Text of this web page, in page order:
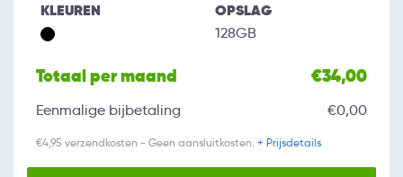
KLEUREN OPSLAG
128GB
Totaal per maand €34,00
Eenmalige bijbetaling €0,00
€4,95 verzendkosten - Geen aansluitkosten. + Prijsdetails